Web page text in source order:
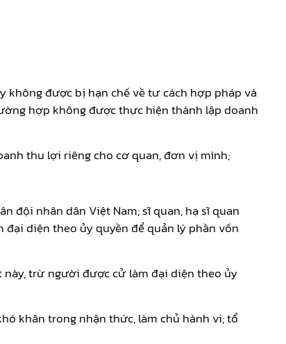
không được bị hạn chế về tư cách hợp pháp và
hợp không được thực hiện thành lập doanh
thu lợi riêng cho cơ quan, đơn vị mình;
đội nhân dân Việt Nam; sĩ quan, hạ sĩ quan
diện theo ủy quyền để quản lý phần vốn
này, trừ người được cử làm đại diện theo ủy
khăn trong nhận thức, làm chủ hành vi; tổ